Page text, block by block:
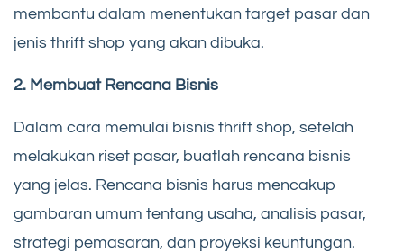
membantu dalam menentukan target pasar dan
jenis thrift shop yang akan dibuka.
2. Membuat Rencana Bisnis
Dalam cara memulai bisnis thrift shop, setelah
melakukan riset pasar, buatlah rencana bisnis
yang jelas. Rencana bisnis harus mencakup
gambaran umum tentang usaha, analisis pasar,
strategi pemasaran, dan proyeksi keuntungan.